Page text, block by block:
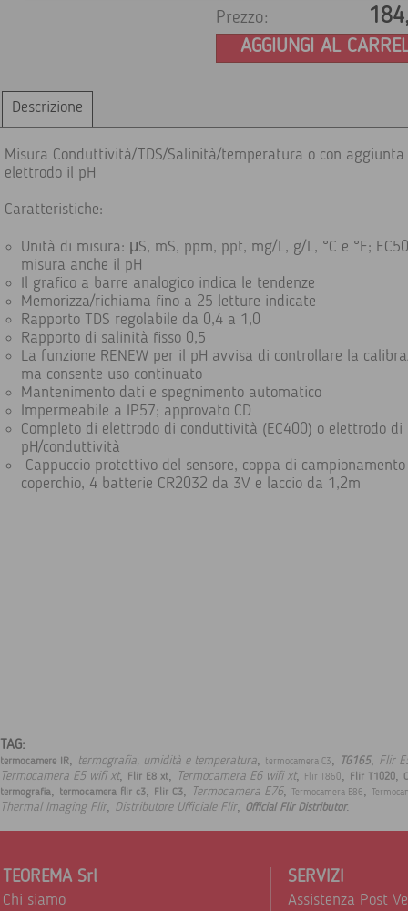
Prezzo:
AGGIUNGI AL
Descrizione
Misura Conduttività/TDS/Salinità/temperatura o con aggiunta
elettrodo il pH
Caratteristiche:
Unità di misura: μS, mS, ppm, ppt, mg/L, g/L, °C e °F;
misura anche il pH
Il grafico a barre analogico indica le tendenze
Memorizza/richiama fino a 25 letture indicate
Rapporto TDS regolabile da 0,4 a 1,0
Rapporto di salinità fisso 0,5
La funzione RENEW per il pH avvisa di controllare la
ma consente uso continuato
Mantenimento dati e spegnimento automatico
Impermeabile a IP57; approvato CD
Completo di elettrodo di conduttività (EC400) o elettrodo di
pH/conduttività
Cappuccio protettivo del sensore, coppa di campionamento
coperchio, 4 batterie CR2032 da 3V e laccio da 1,2m
TAG:
termocamere IR, termografia, umidità e temperatura, termocamera C3, TG165, Flir
Termocamera E5 wifi xt, Flir E8 xt, Termocamera E6 wifi xt, Flir T860, Flir T1020,
termografia, termocamera flir c3, Flir C3, Termocamera E76, Termocamera E86,
Thermal Imaging Flir, Distributore Ufficiale Flir, Official Flir Distributor.
TEOREMA Srl
Chi siamo
SERVIZI
Assistenza Post